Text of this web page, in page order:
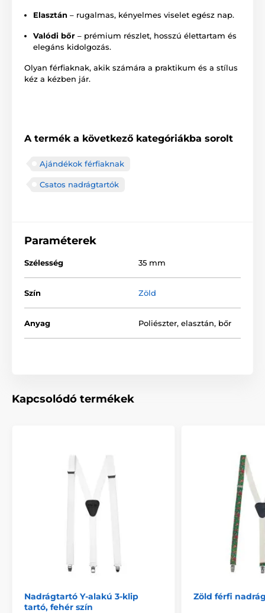
Elasztán – rugalmas, kényelmes viselet egész nap.
Valódi bőr – prémium részlet, hosszú élettartam és
elegáns kidolgozás.
Olyan férfiaknak, akik számára a praktikum és a stílus
kéz a kézben jár.
A termék a következő kategóriákba sorolt
Ajándékok férfiaknak
Csatos nadrágtartók
Paraméterek
Szélesség 35 mm
Szín Zöld
Anyag Poliészter, elasztán, bőr
Kapcsolódó termékek
Nadrágtartó Y-alakú 3-klip
tartó, fehér szín
Zöld férfi